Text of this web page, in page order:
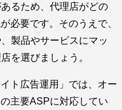
るため、代理店がどの
必要です。そのうえで、
製品やサービスにマッ
を選びましょう。
ト広告運用」では、オー
主要ASPに対応してい